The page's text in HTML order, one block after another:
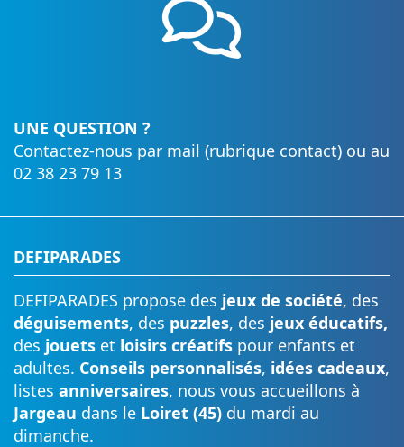
UNE QUESTION ?
Contactez-nous par mail (rubrique contact) ou au
02 38 23 79 13
DEFIPARADES
DEFIPARADES propose des jeux de société, des
déguisements, des puzzles, des jeux éducatifs,
des jouets et loisirs créatifs pour enfants et
adultes. Conseils personnalisés, idées cadeaux,
listes anniversaires, nous vous accueillons à
Jargeau dans le Loiret (45) du mardi au
dimanche.